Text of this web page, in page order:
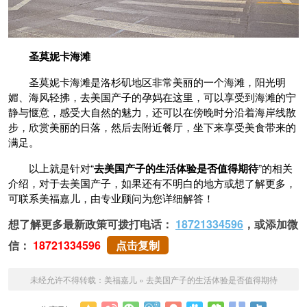
圣莫妮卡海滩
圣莫妮卡海滩是洛杉矶地区非常美丽的一个海滩，阳光明
媚、海风轻拂，去美国产子的孕妈在这里，可以享受到海滩的宁
静与惬意，感受大自然的魅力，还可以在傍晚时分沿着海岸线散
步，欣赏美丽的日落，然后去附近餐厅，坐下来享受美食带来的
满足。
以上就是针对“去美国产子的生活体验是否值得期待”的相关
介绍，对于去美国产子，如果还有不明白的地方或想了解更多，
可联系美福嘉儿，由专业顾问为您详细解答！
想了解更多最新政策可拨打电话： 18721334596 ，或添加微
信： 18721334596 点击复制
未经允许不得转载： 美福嘉儿» 去美国产子的生活体验是否值得期待